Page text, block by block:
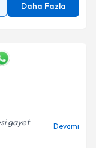
Daha Fazla
gayet
Devamı